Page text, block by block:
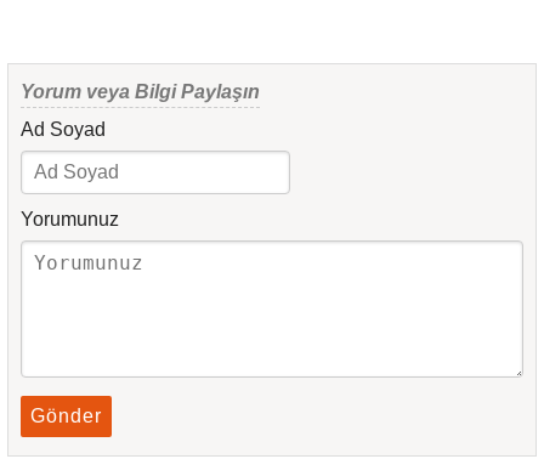
Yorum veya Bilgi Paylaşın
Ad Soyad
Yorumunuz
Gönder